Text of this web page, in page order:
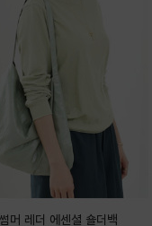
머 레더 에센셜 숄더백